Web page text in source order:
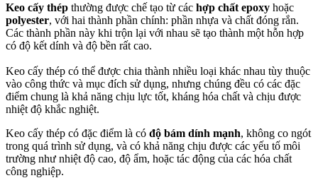
Keo cấy thép thường được chế tạo từ các hợp chất epoxy hoặc
polyester, với hai thành phần chính: phần nhựa và chất đóng rắn.
Các thành phần này khi trộn lại với nhau sẽ tạo thành một hỗn hợp
có độ kết dính và độ bền rất cao.
Keo cấy thép có thể được chia thành nhiều loại khác nhau tùy thuộc
vào công thức và mục đích sử dụng, nhưng chúng đều có các đặc
điểm chung là khả năng chịu lực tốt, kháng hóa chất và chịu được
nhiệt độ khắc nghiệt.
Keo cấy thép có đặc điểm là có độ bám dính mạnh, không co ngót
trong quá trình sử dụng, và có khả năng chịu được các yếu tố môi
trường như nhiệt độ cao, độ ẩm, hoặc tác động của các hóa chất
công nghiệp.